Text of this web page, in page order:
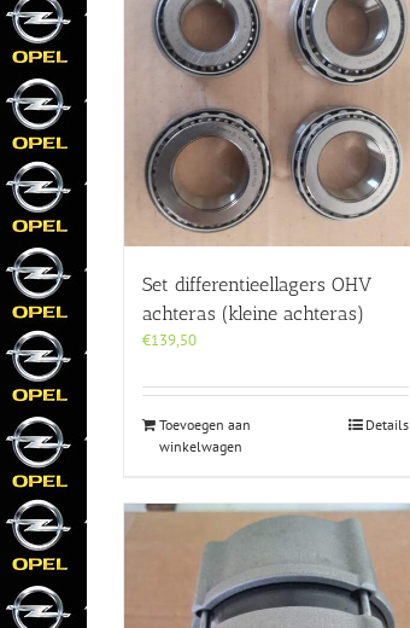
Set differentieellagers OHV
achteras (kleine achteras)
€139,50
Toevoegen aan
winkelwagen
Details